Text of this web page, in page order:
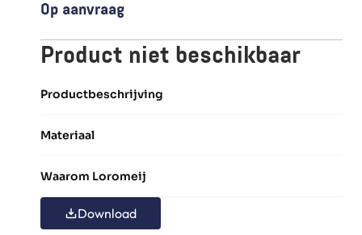
Op aanvraag
Product niet beschikbaar
Productbeschrijving
Materiaal
Waarom Loromeij
Download